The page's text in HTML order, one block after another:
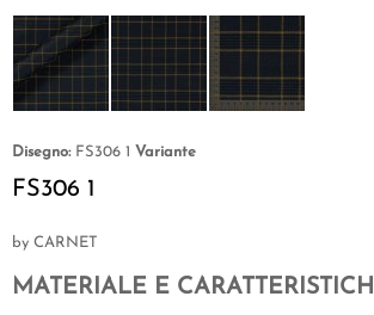
Disegno: FS306 1 Variante
FS306 1
by CARNET
MATERIALE E